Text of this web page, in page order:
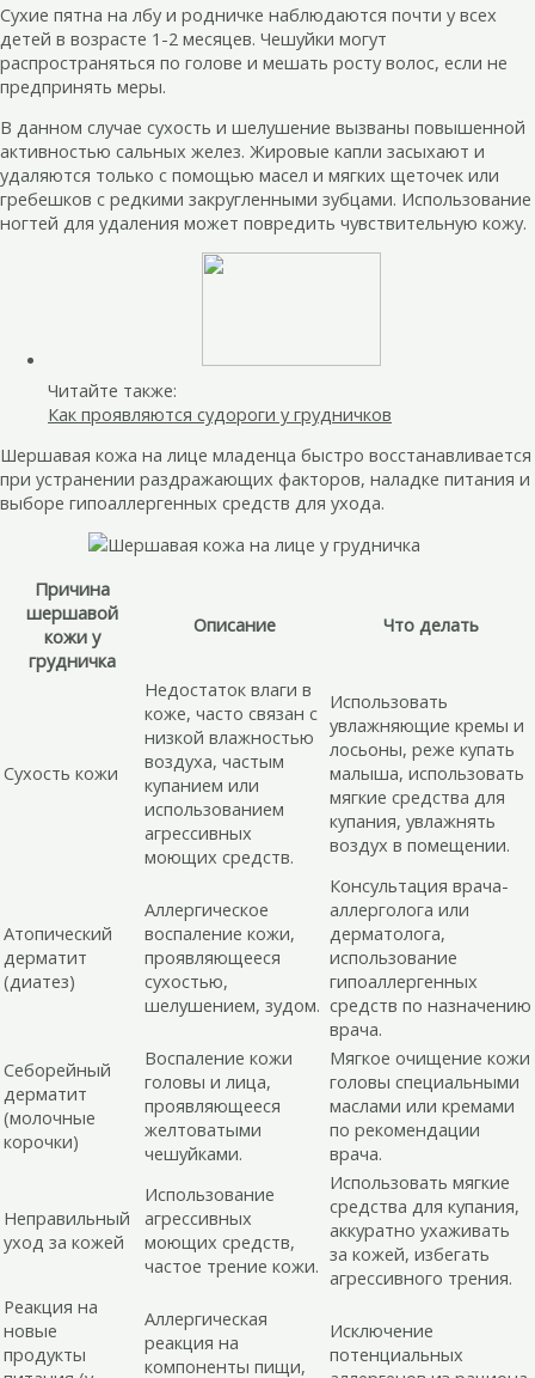
Сухие пятна на лбу и родничке наблюдаются почти у всех
детей в возрасте 1-2 месяцев. Чешуйки могут
распространяться по голове и мешать росту волос, если не
предпринять меры.
В данном случае сухость и шелушение вызваны повышенной
активностью сальных желез. Жировые капли засыхают и
удаляются только с помощью масел и мягких щеточек или
гребешков с редкими закругленными зубцами. Использование
ногтей для удаления может повредить чувствительную кожу.
Читайте также:
Как проявляются судороги у грудничков
Шершавая кожа на лице младенца быстро восстанавливается
при устранении раздражающих факторов, наладке питания и
выборе гипоаллергенных средств для ухода.
Причина
шершавой
кожи у
грудничка
Описание Что делать
Сухость кожи
Недостаток влаги в
коже, часто связан с
низкой влажностью
воздуха, частым
купанием или
использованием
агрессивных
моющих средств.
Использовать
увлажняющие кремы и
лосьоны, реже купать
малыша, использовать
мягкие средства для
купания, увлажнять
воздух в помещении.
Атопический
дерматит
(диатез)
Аллергическое
воспаление кожи,
проявляющееся
сухостью,
шелушением, зудом.
Консультация врача-
аллерголога или
дерматолога,
использование
гипоаллергенных
средств по назначению
врача.
Себорейный
дерматит
(молочные
корочки)
Воспаление кожи
головы и лица,
проявляющееся
желтоватыми
чешуйками.
Мягкое очищение кожи
головы специальными
маслами или кремами
по рекомендации
врача.
Неправильный
уход за кожей
Использование
агрессивных
моющих средств,
частое трение кожи.
Использовать мягкие
средства для купания,
аккуратно ухаживать
за кожей, избегать
агрессивного трения.
Реакция на
новые
продукты
Аллергическая
реакция на
компоненты пищи,
Исключение
потенциальных